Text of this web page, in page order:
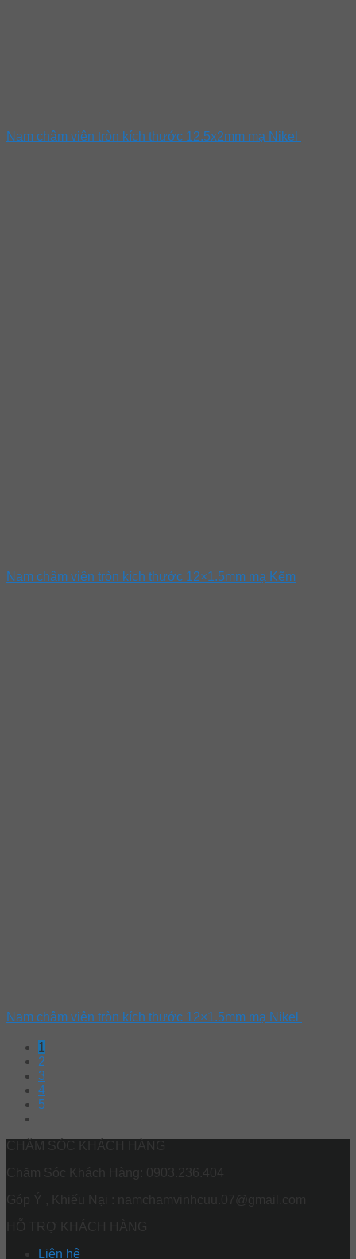
Nam châm viên tròn kích thước 12.5x2mm mạ Nikel
Nam châm viên tròn kích thước 12×1.5mm mạ Kẽm
Nam châm viên tròn kích thước 12×1.5mm mạ Nikel
1
2
3
4
5
CHĂM SÓC KHÁCH HÀNG
Chăm Sóc Khách Hàng: 0903.236.404
Góp Ý , Khiếu Nại : namchamvinhcuu.07@gmail.com
HỖ TRỢ KHÁCH HÀNG
Liên hệ